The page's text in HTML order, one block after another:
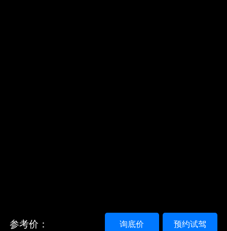
参考价： 预约试驾
询底价